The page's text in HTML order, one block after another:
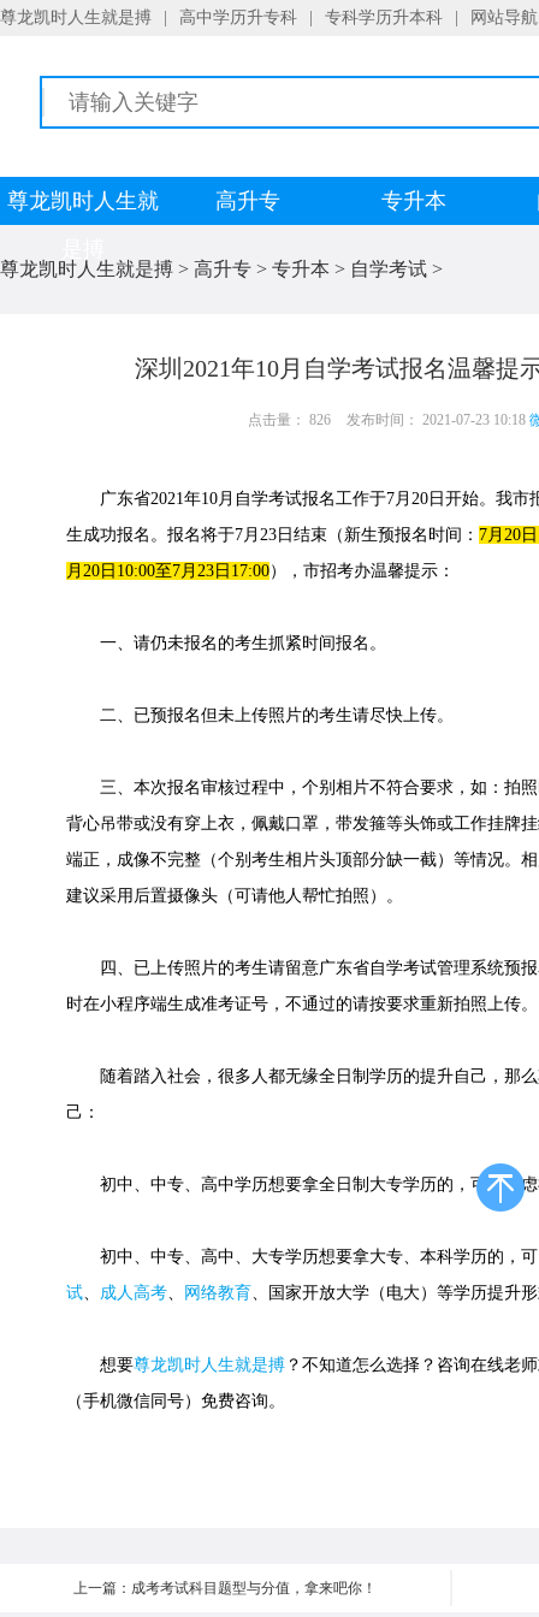
尊龙凯时人生就是搏 高中学历升专科 专科学历升本科 网站导航
尊龙凯时人生就
高升专 专升本
尊龙凯时人生就是搏 > 高升专 > 专升本 > 自学考试 >
深圳2021年10月自学考试报名温馨提
点击量： 826 发布时间： 2021-07-23 10:18
广东省2021年10月自学考试报名工作于7月20日开始。我市
生成功报名。报名将于7月23日结束（新生预报名时间： 7月20
月20日10:00至7月23日17:00），市招考办温馨提示：
一、请仍未报名的考生抓紧时间报名。
二、已预报名但未上传照片的考生请尽快上传。
三、本次报名审核过程中，个别相片不符合要求，如：拍照
背心吊带或没有穿上衣，佩戴口罩，带发箍等头饰或工作挂牌
端正，成像不完整（个别考生相片头顶部分缺一截）等情况。
建议采用后置摄像头（可请他人帮忙拍照）。
四、已上传照片的考生请留意广东省自学考试管理系统预报
时在小程序端生成准考证号，不通过的请按要求重新拍照上传。
随着踏入社会，很多人都无缘全日制学历的提升自己，那么
己：
初中、中专、高中学历想要拿全日制大专学历的，可以考虑
初中、中专、高中、大专学历想要拿大专、本科学历的，可
试、 成人高考、 网络教育、国家开放大学（电大）等学历提升
想要尊龙凯时人生就是搏 ？不知道怎么选择？咨询在线老
（手机微信同号）免费咨询。
上一篇：成考考试科目题型与分值，拿来吧你！